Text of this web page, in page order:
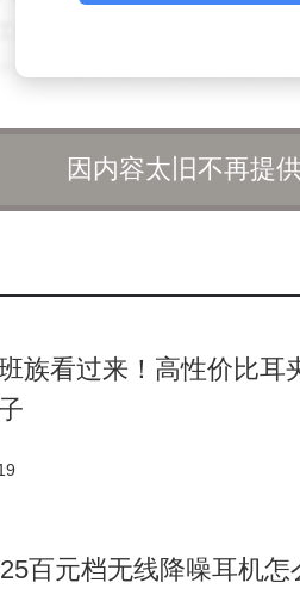
取得了显著成果，包括在直播、
以科技创新为驱动，围绕中国电
能力的目标迈进。同时，双方将
与华为在5G-A领域的多项合作
打造的上海宝钢智慧钢铁行业
创新大奖。
球运营商、行业精英及意见领袖
商业增长，加速向智能世界的迈
球合作伙伴共同探索智能未来的
因内容太旧不再提供
班族看过来！高性价比
百元档无线降噪耳机